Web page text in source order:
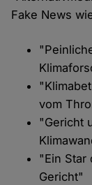
Fake News
vom
"Gericht
"Ein Star
Gericht"